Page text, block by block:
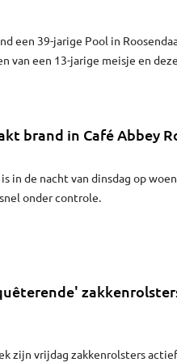
een 39-jarige Pool in
van een 13-jarige meisje en
brand in Café Abbey
in de nacht van dinsdag op
onder controle.
zijn vrijdag zakkenrolsters